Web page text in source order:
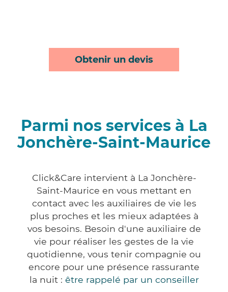
Obtenir un devis
Parmi nos services à La
Jonchère-Saint-Maurice
Click&Care intervient à La Jonchère-
Saint-Maurice en vous mettant en
contact avec les auxiliaires de vie les
plus proches et les mieux adaptées à
vos besoins. Besoin d'une auxiliaire de
vie pour réaliser les gestes de la vie
quotidienne, vous tenir compagnie ou
encore pour une présence rassurante
la nuit : être rappelé par un conseiller